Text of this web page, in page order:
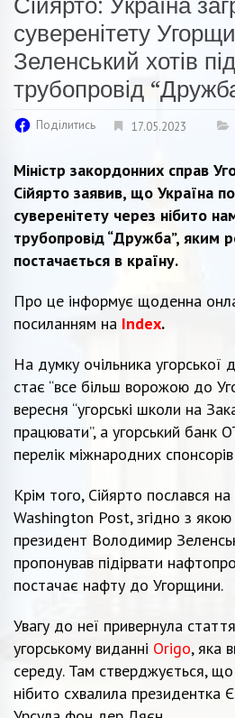
суверенітету
Зеленський хотів
трубопровід
Поділитись 17.05.2023
Міністр закордонних справ
Сійярто заявив, що Україна
суверенітету через нібито
трубопровід “Дружба”, яким
постачається в країну.
Про це інформує щоденна
посиланням на Index.
На думку очільника угорської
стає “все більш ворожою до
вересня “угорські школи на
працювати”, а угорський банк
перелік міжнародних
Крім того, Сійярто послався на
Washington Post, згідно з якою
президент Володимир
пропонував підірвати
постачає нафту до Угорщини.
Увагу до неї привернула
угорському виданні Origo, яка
середу. Там стверджується,
нібито схвалила президентка